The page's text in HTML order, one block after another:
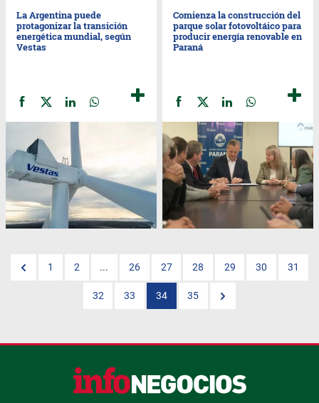
La Argentina puede
protagonizar la transición
energética mundial, según
Vestas
Comienza la construcción del
parque solar fotovoltáico para
producir energía renovable en
Paraná
1 2 ... 26 27 28 29 30 31
32 33 34 35